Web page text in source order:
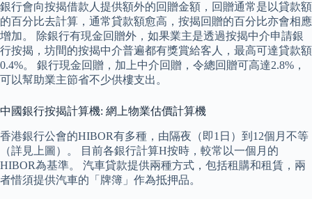
銀行會向按揭借款人提供額外的回贈金額，回贈通常是以貸款額
的百分比去計算，通常貸款額愈高，按揭回贈的百分比亦會相應
增加。 除銀行有現金回贈外，如果業主是透過按揭中介申請銀
行按揭，坊間的按揭中介普遍都有獎賞給客人，最高可達貸款額
0.4%。 銀行現金回贈，加上中介回贈，令總回贈可高達2.8%，
可以幫助業主節省不少供樓支出。
中國銀行按揭計算機: 網上物業估價計算機
香港銀行公會的HIBOR有多種，由隔夜（即1日）到12個月不等
（詳見上圖）。 目前各銀行計算H按時，較常以一個月的
HIBOR為基準。 汽車貸款提供兩種方式，包括租購和租賃，兩
者惜須提供汽車的「牌簿」作為抵押品。